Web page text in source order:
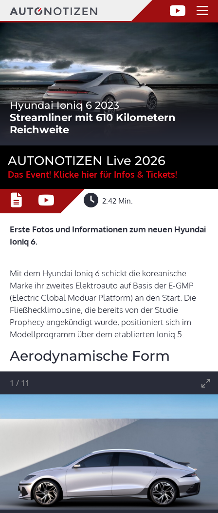
Hyundai Ioniq 6 2023
Streamliner mit 610 Kilometern
Reichweite
AUTONOTIZEN Live 2026
Das Event! Klicke hier für Infos & Tickets!
2:42 Min.
Erste Fotos und Informationen zum neuen Hyundai
Ioniq 6.
Mit dem Hyundai Ioniq 6 schickt die koreanische
Marke ihr zweites Elektroauto auf Basis der E-GMP
(Electric Global Moduar Platform) an den Start. Die
Fließhecklimousine, die bereits von der Studie
Prophecy angekündigt wurde, positioniert sich im
Modellprogramm über dem etablierten Ioniq 5.
Aerodynamische Form
1 / 11